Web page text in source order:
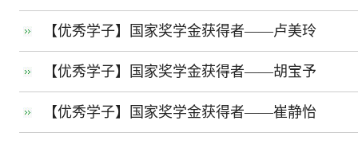
【优秀学子】国家奖学金获得者——卢美玲
【优秀学子】国家奖学金获得者——胡宝予
【优秀学子】国家奖学金获得者——崔静怡